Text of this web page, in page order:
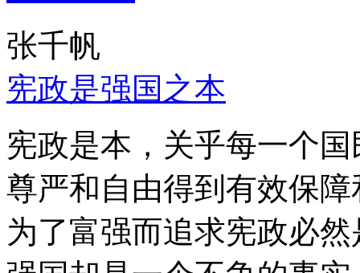
张千帆
宪政是强国之本
宪政是本，关乎每一个
尊严和自由得到有效保
为了富强而追求宪政必